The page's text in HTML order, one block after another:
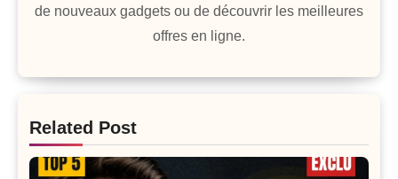
de nouveaux gadgets ou de découvrir les meilleures
offres en ligne.
Related Post